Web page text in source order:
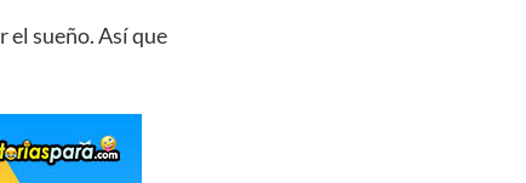
el sueño. Así que